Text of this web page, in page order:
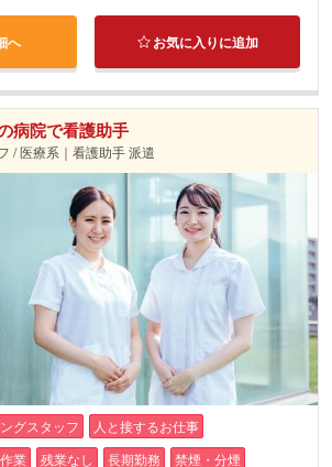
へ お気に入りに追加
病院で看護助手
/ 医療系｜看護助手 派遣
グスタッフ
人と接するお仕事
業 残業なし 長期勤務
禁煙・分煙